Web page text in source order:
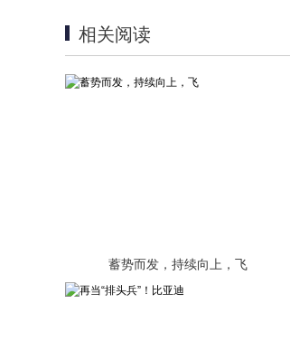
相关阅读
蓄势而发，持续向上，飞